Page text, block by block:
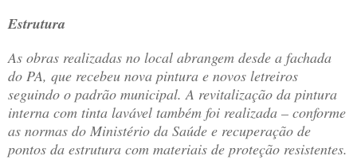
Estrutura
As obras realizadas no local abrangem desde a fachada
do PA, que recebeu nova pintura e novos letreiros
seguindo o padrão municipal. A revitalização da pintura
interna com tinta lavável também foi realizada – conforme
as normas do Ministério da Saúde e recuperação de
pontos da estrutura com materiais de proteção resistentes.